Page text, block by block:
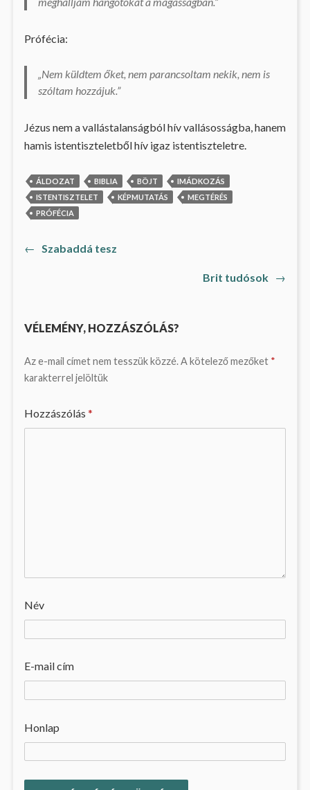
Prófécia:
„Nem küldtem őket, nem parancsoltam nekik, nem is
szóltam hozzájuk.”
Jézus nem a vallástalanságból hív vallásosságba, hanem
hamis istentiszteletből hív igaz istentiszteletre.
ÁLDOZAT BIBLIA BÖJT
IMÁDKOZÁS
ISTENTISZTELET
KÉPMUTATÁS
MEGTÉRÉS
PRÓFÉCIA
Bejegyzés
←
Previous
Szabaddá tesz
Brit tudósokNext
→
VÉLEMÉNY, HOZZÁSZÓLÁS?
Az e-mail címet nem tesszük közzé.A kötelező mezőket *
karakterrel jelöltük
Hozzászólás *
Név
E-mail cím
Honlap